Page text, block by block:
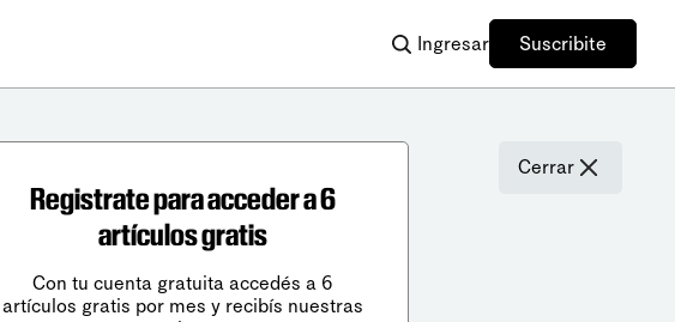
Ingresar Suscribite
Cerrar
Registrate para acceder a 6
artículos gratis
Con tu cuenta gratuita accedés a 6
artículos gratis por mes y recibís nuestras